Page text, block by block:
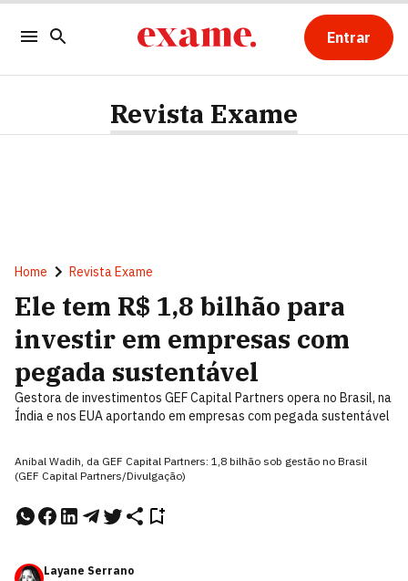
Entrar
Revista Exame
Home Revista Exame
Ele tem R$ 1,8 bilhão para
investir em empresas com
pegada sustentável
Gestora de investimentos GEF Capital Partners opera no Brasil, na
Índia e nos EUA aportando em empresas com pegada sustentável
Anibal Wadih, da GEF Capital Partners: 1,8 bilhão sob gestão no Brasil
(GEF Capital Partners/Divulgação)
Layane Serrano